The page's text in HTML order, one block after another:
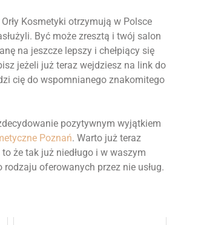
Kosmetyki otrzymują w Polsce
Być może zresztą i twój salon
na jeszcze lepszy i chełpiący się
jeżeli już teraz wejdziesz na link do
cię do wspomnianego znakomitego
pozytywnym wyjątkiem
Poznań. Warto już teraz
że tak już niedługo i w waszym
oferowanych przez nie usług.